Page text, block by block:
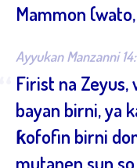
Mammon
Ayyukan Manzanni
Firist na Zeyus,
bayan birni, ya
ƙofofin birni
mutanen sun